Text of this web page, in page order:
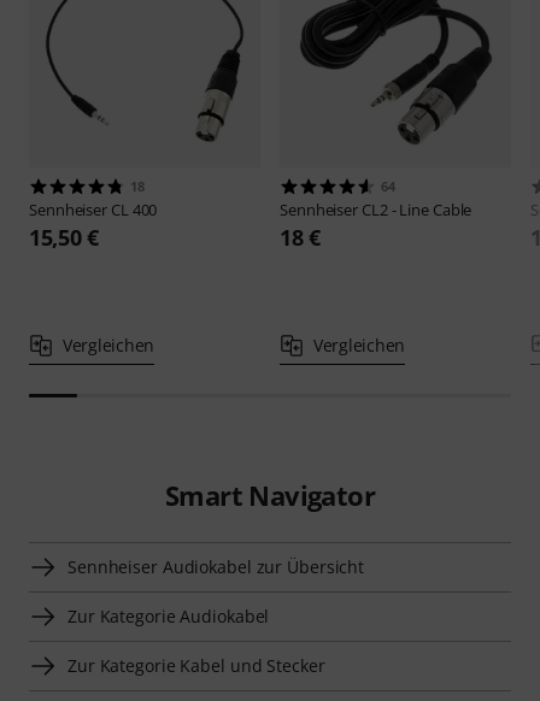
18
Sennheiser CL 400
15,50 €
Vergleichen
64
Sennheiser CL2 - Line Cable
18 €
Vergleichen
Smart Navigator
Sennheiser Audiokabel zur Übersicht
Zur Kategorie Audiokabel
Zur Kategorie Kabel und Stecker